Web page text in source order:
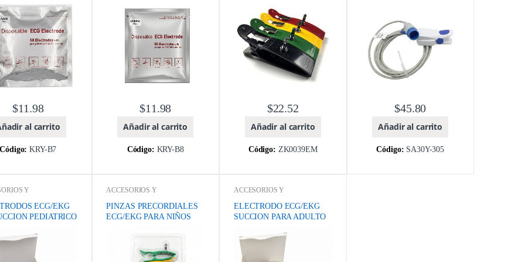
$11.98
al carrito
Código: KRY-B7
$11.98
Añadir al carrito
Código: KRY-B8
$22.52
Añadir al carrito
Código: ZK0039EM
$45.80
Añadir al carrito
Código: SA30Y-305
Y
Médicos y Odontológicos
,
MEDICOS,MARCA,
ECG/EKG
PEDIATRICO
ACCESORIOS Y
Equipos Médicos y Odontológicos
ELECTROCARDIÓGRAFOS,
EQUIPOS MEDICOS,MARCA
PINZAS PRECORDIALES
ECG/EKG PARA NIÑOS
ACCESORIOS Y
Equipos Médicos y Odontológicos
ELECTROCARDIÓGRAFOS
EQUIPOS MEDICOS,MARCA
ELECTRODO ECG/EKG
SUCCION PARA ADULTO